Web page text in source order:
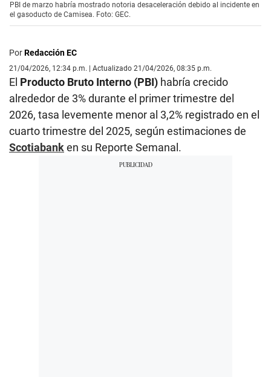
PBI de marzo habría mostrado notoria desaceleración debido al incidente en
el gasoducto de Camisea. Foto: GEC.
PorRedacción EC
21/04/2026, 12:34 p.m. | Actualizado 21/04/2026, 08:35 p.m.
El Producto Bruto Interno (PBI) habría crecido
alrededor de 3% durante el primer trimestre del
2026, tasa levemente menor al 3,2% registrado en el
cuarto trimestre del 2025, según estimaciones de
Scotiabanken su Reporte Semanal.